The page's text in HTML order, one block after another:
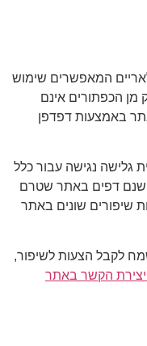
המאפשרים שימוש
מן הכפתורים אינם
באמצעות דפדפן
גלישה נגישה עבור כלל
וישנם דפים באתר שטרם
שיפורים שונים באתר
לקבל הצעות לשיפור,
הקשר באתר